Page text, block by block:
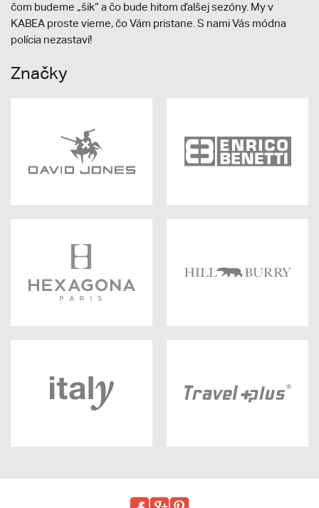
čom budeme „šik“ a čo bude hitom ďalšej sezóny. My v
KABEA proste vieme, čo Vám pristane. S nami Vás módna
polícia nezastaví!
Značky